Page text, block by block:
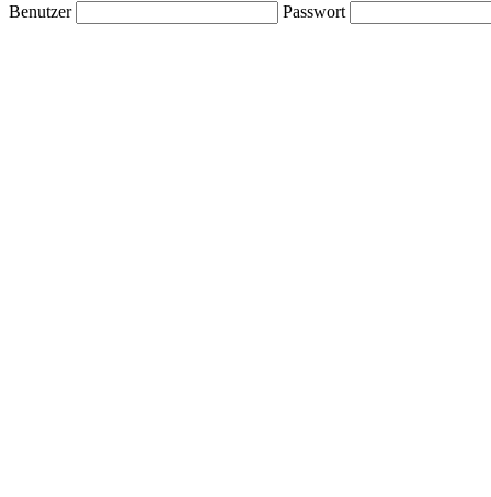
Benutzer Passwort